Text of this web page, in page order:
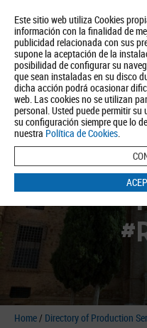
Este sitio web utiliza Cookies
información con la finalidad de
publicidad relacionada con sus
supone la aceptación de la
posibilidad de configurar su
que sean instaladas en su disco
dicha acción podrá ocasionar
web. Las cookies no se utilizan
personal. Usted puede permitir
su configuración siempre que lo
nuestra Política de Cookies.
About us Tourism Política de
Home/ Directory of Production